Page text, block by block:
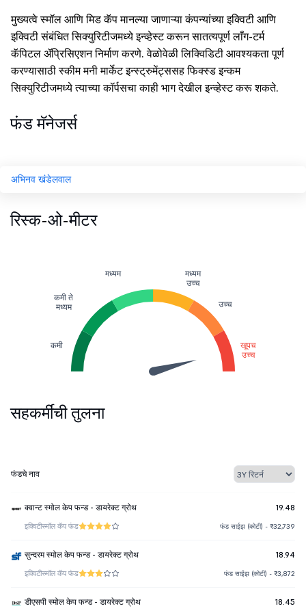
मुख्यत्वे स्मॉल आणि मिड कॅप मानल्या जाणाऱ्या कंपन्यांच्या इक्विटी आणि
इक्विटी संबंधित सिक्युरिटीजमध्ये इन्व्हेस्ट करून सातत्यपूर्ण लाँग-टर्म
कॅपिटल ॲप्रिसिएशन निर्माण करणे. वेळोवेळी लिक्विडिटी आवश्यकता पूर्ण
करण्यासाठी स्कीम मनी मार्केट इन्स्ट्रुमेंट्ससह फिक्स्ड इन्कम
सिक्युरिटीजमध्ये त्याच्या कॉर्पसचा काही भाग देखील इन्व्हेस्ट करू शकते.
फंड मॅनेजर्स
अभिनव खंडेलवाल
रिस्क-ओ-मीटर
कमी
कमी ते
मध्यम
मध्यम
मध्यम
उच्च
उच्च
खूपच
उच्च
सहकर्मींची तुलना
फंडचे नाव
क्वान्ट स्मोल केप फन्ड - डायरेक्ट ग्रोथ 19.48
इक्विटीस्मॉल कॅप फंड फंड साईझ (कोटी) - ₹32,739
सुन्दरम स्मोल केप फन्ड - डायरेक्ट ग्रोथ 18.94
इक्विटीस्मॉल कॅप फंड फंड साईझ (कोटी) - ₹3,872
डीएसपी स्मोल केप फन्ड - डायरेक्ट ग्रोथ 18.45